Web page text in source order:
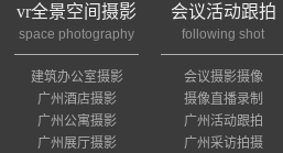
vr全景空间摄影
space photography
建筑办公室摄影
广州酒店摄影
广州公寓摄影
广州展厅摄影
会议活动跟拍
following shot
会议摄影摄像
摄像直播录制
广州活动跟拍
广州采访拍摄